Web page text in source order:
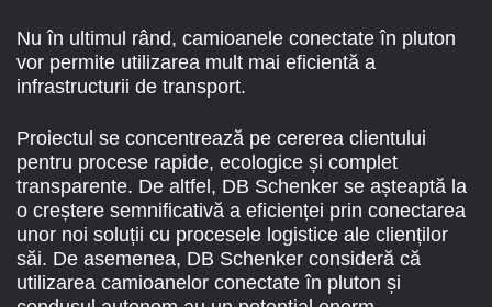
Nu în ultimul rând, camioanele conectate în pluton
vor permite utilizarea mult mai eficientă a
infrastructurii de transport.
Proiectul se concentrează pe cererea clientului
pentru procese rapide, ecologice și complet
transparente. De altfel, DB Schenker se așteaptă la
o creștere semnificativă a eficienței prin conectarea
unor noi soluții cu procesele logistice ale clienților
săi. De asemenea, DB Schenker consideră că
utilizarea camioanelor conectate în pluton și